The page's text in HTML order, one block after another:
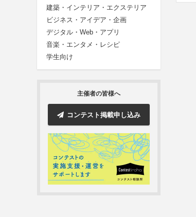
建築・インテリア・エクステリア
ビジネス・アイデア・企画
デジタル・Web・アプリ
音楽・エンタメ・レシピ
学生向け
主催者の皆様へ
コンテスト掲載申し込み